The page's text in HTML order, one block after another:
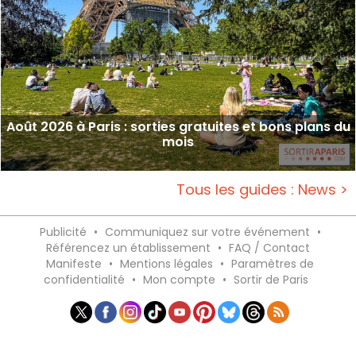
Août 2026 à Paris : sorties gratuites et bons plans du
mois
Tous les guides : News >
Publicité • Communiquez sur votre événement •
Référencez un établissement • FAQ / Contact
Manifeste • Mentions légales • Paramètres de
confidentialité • Mon compte • Sortir de Paris